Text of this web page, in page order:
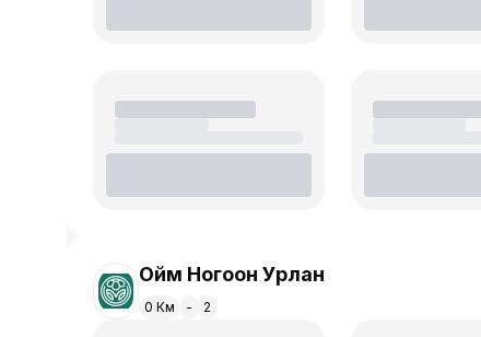
Ойм Ногоон Урлан
0 Км - 2